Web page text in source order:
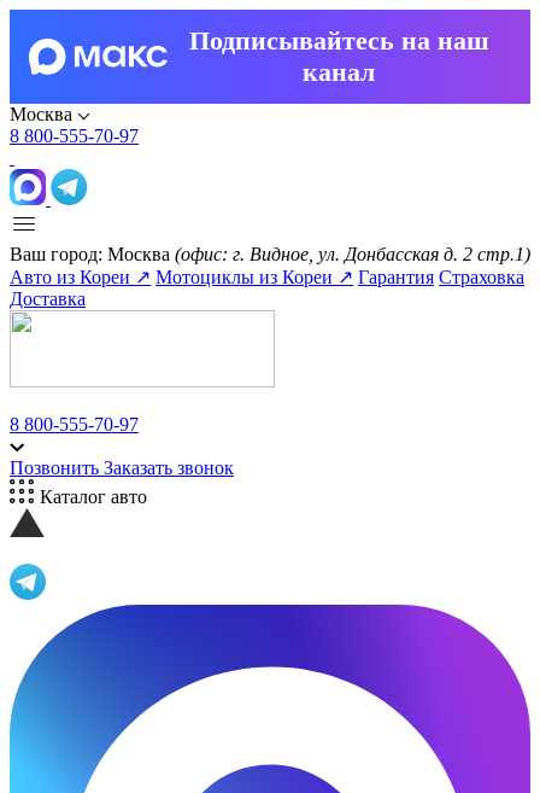
Подписывайтесь на наш
канал
Москва
8 800-555-70-97
Ваш город: Москва (офис: г. Видное, ул. Донбасская д. 2 стр.1)
Авто из Кореи ↗ Мотоциклы из Кореи ↗ Гарантия Страховка
Доставка
8 800-555-70-97
Позвонить Заказать звонок
Каталог авто